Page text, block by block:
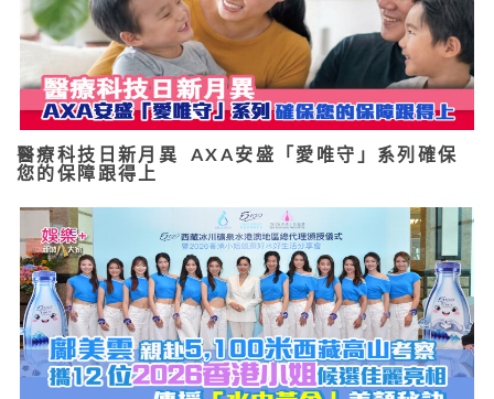
醫療科技日新月異 AXA安盛「愛唯守」系列確保
您的保障跟得上